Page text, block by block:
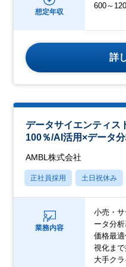
想定年収
600～
詳
データサイエンティス
100％/AI活用×データ分
AMBL株式会社
正社員採用 土日祝休み
業務内容
小売・
ータ分
価格最
視化まで
大手ク